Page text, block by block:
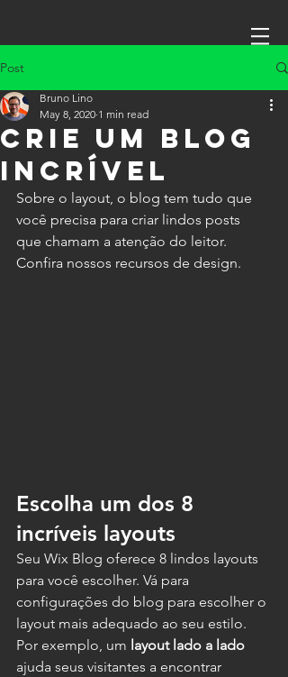
Post
Crie um blog
incrível
Bruno Lino
May 8, 2020 1 min read
Sobre o layout, o blog tem tudo que
você precisa para criar lindos posts
que chamam a atenção do leitor.
Confira nossos recursos de design.
Escolha um dos 8
incríveis layouts
Seu Wix Blog oferece 8 lindos layouts
para você escolher. Vá para
configurações do blog para escolher o
layout mais adequado ao seu estilo.
Por exemplo, um layout lado a lado
ajuda seus visitantes a encontrar